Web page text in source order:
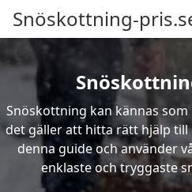
Snöskottning-
Snöskottning kan kännas
det gäller att hitta rätt hjälp
denna guide och använder
enklaste och tryggaste